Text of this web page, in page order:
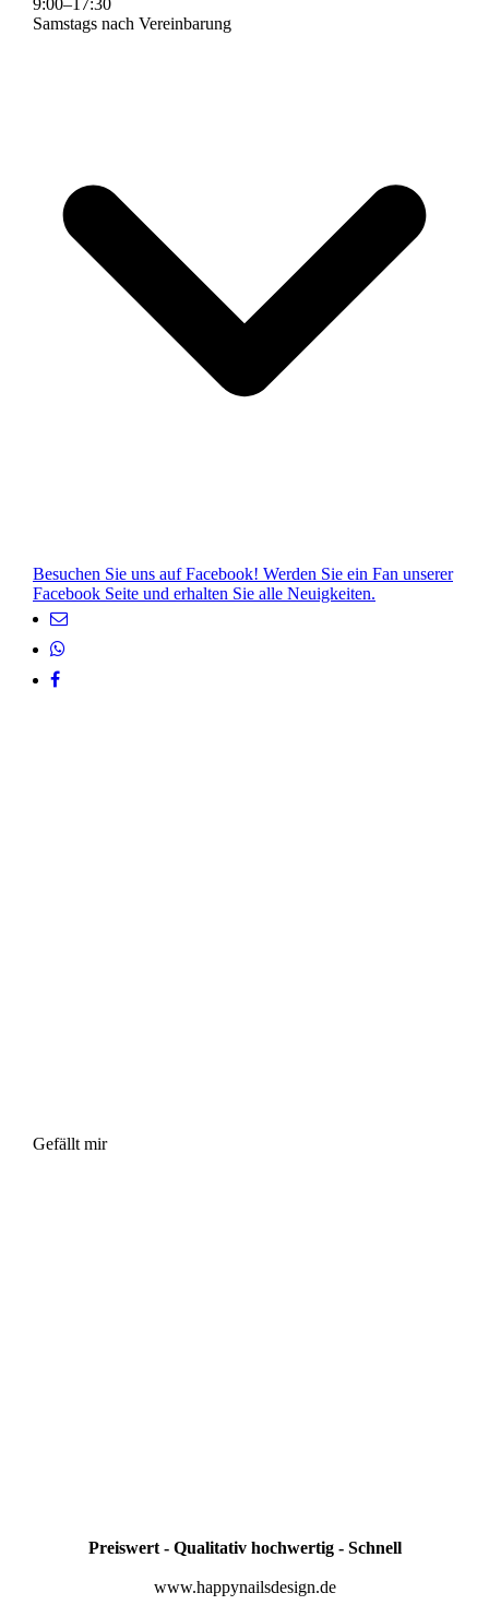
Samstags nach Vereinbarung
Besuchen Sie uns auf Facebook! Werden Sie ein Fan unserer
Facebook Seite und erhalten Sie alle Neuigkeiten.
Gefällt mir
Preiswert - Qualitativ hochwertig - Schnell
www.happynailsdesign.de